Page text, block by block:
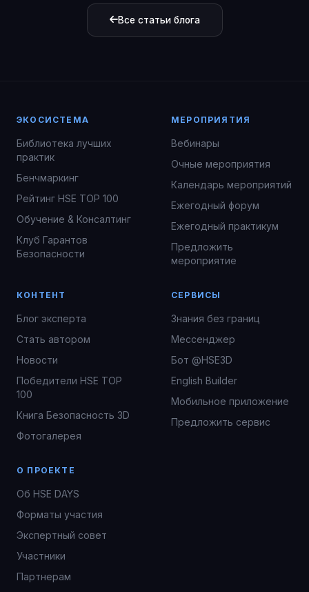
Все статьи блога
ЭКОСИСТЕМА
Библиотека лучших
практик
Бенчмаркинг
Рейтинг HSE TOP 100
Обучение & Консалтинг
Клуб Гарантов
Безопасности
МЕРОПРИЯТИЯ
Вебинары
Очные мероприятия
Календарь мероприятий
Ежегодный форум
Ежегодный практикум
Предложить
мероприятие
КОНТЕНТ
Блог эксперта
Стать автором
Новости
Победители HSE TOP
100
Книга Безопасность 3D
Фотогалерея
СЕРВИСЫ
Знания без границ
Мессенджер
Бот @HSE3D
English Builder
Мобильное приложение
Предложить сервис
О ПРОЕКТЕ
Об HSE DAYS
Форматы участия
Экспертный совет
Участники
Партнерам